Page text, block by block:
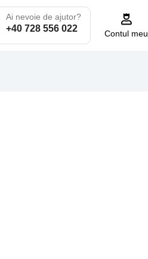
Ai nevoie de ajutor?
+40 728 556 022
Contul meu